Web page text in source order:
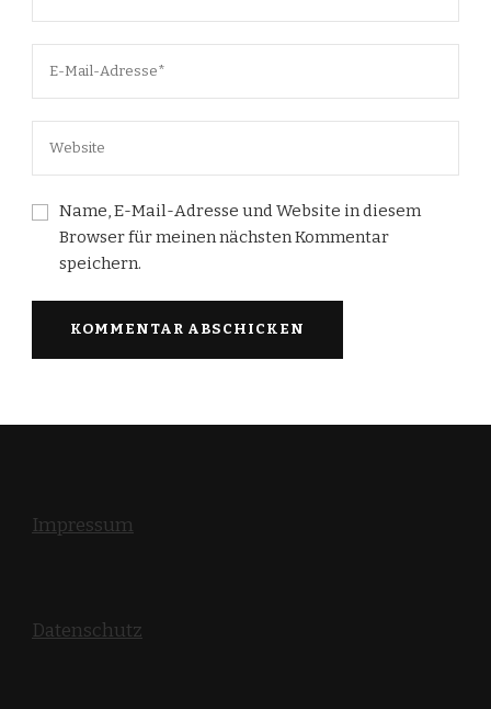
Name, E-Mail-Adresse und Website in diesem
Browser für meinen nächsten Kommentar
speichern.
Impressum
Datenschutz